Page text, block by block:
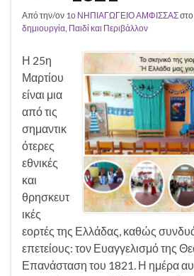
Από την/ον 1ο ΝΗΠΙΑΓΩΓΕΙΟ ΑΜΦΙΣΣΑΣστο
δημιουργία, Παιδί και Περιβάλλον
Η 25η
Μαρτίου
είναι μια
από τις
σημαντικ
ότερες
εθνικές
και
θρησκευτ
ικές
εορτές της Ελλάδας, καθώς
επετείους: τον Ευαγγελισμό της
Επανάσταση του 1821. Η ημέρα